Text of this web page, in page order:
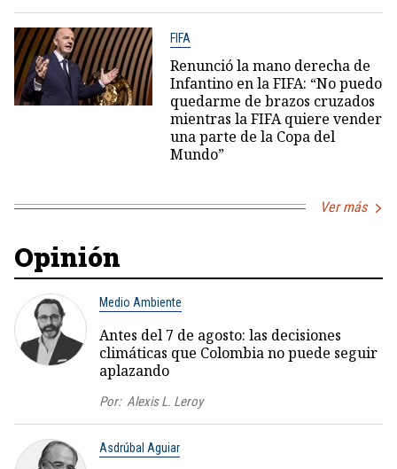
FIFA
Renunció la mano derecha de
Infantino en la FIFA: “No puedo
quedarme de brazos cruzados
mientras la FIFA quiere vender
una parte de la Copa del
Mundo”
Ver más
Opinión
Medio Ambiente
Antes del 7 de agosto: las decisiones
climáticas que Colombia no puede seguir
aplazando
Por: Alexis L. Leroy
Asdrúbal Aguiar